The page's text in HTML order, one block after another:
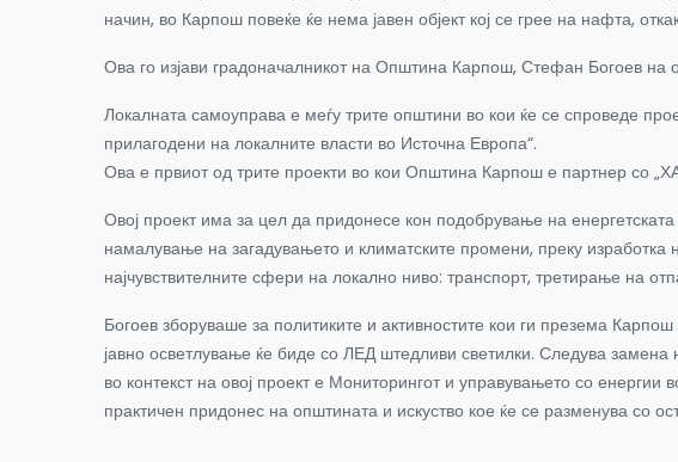
начин, во Карпош повеќе ќе нема јавен објект кој се грее на нафта,
Ова го изјави градоначалникот на Општина Карпош, Стефан Богоев на
Локалната самоуправа е меѓу трите општини во кои ќе се спроведе
прилагодени на локалните власти во Источна Европа“.
Ова е првиот од трите проекти во кои Општина Карпош е партнер со
Овој проект има за цел да придонесе кон подобрување на
намалување на загадувањето и климатските промени, преку
најчувствителните сфери на локално ниво: транспорт, третирање на
Богоев зборуваше за политиките и активностите кои ги презема
јавно осветлување ќе биде со ЛЕД штедливи светилки. Следува
во контекст на овој проект е Мониторингот и управувањето со
практичен придонес на општината и искуство кое ќе се разменува со